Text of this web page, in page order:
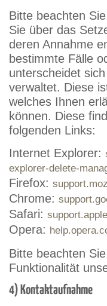
Bitte beachten
Sie über das
deren Annahme
bestimmte Fälle
unterscheidet
verwaltet. Diese
welches Ihnen
können. Diese
folgenden Links:
Internet Explorer:
explorer-delete-
Firefox:
Chrome:
Safari:
Opera:
Bitte beachten
Funktionalität
4) Kontaktaufnahme